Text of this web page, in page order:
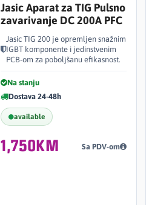
Jasic Aparat za TIG Pulsno
zavarivanje DC 200A PFC
Jasic TIG 200 je opremljen snažnim
IGBT komponente i jedinstvenim
PCB-om za poboljšanu efikasnost.
Na stanju
Dostava 24-48h
available
1,750KM Sa PDV-om